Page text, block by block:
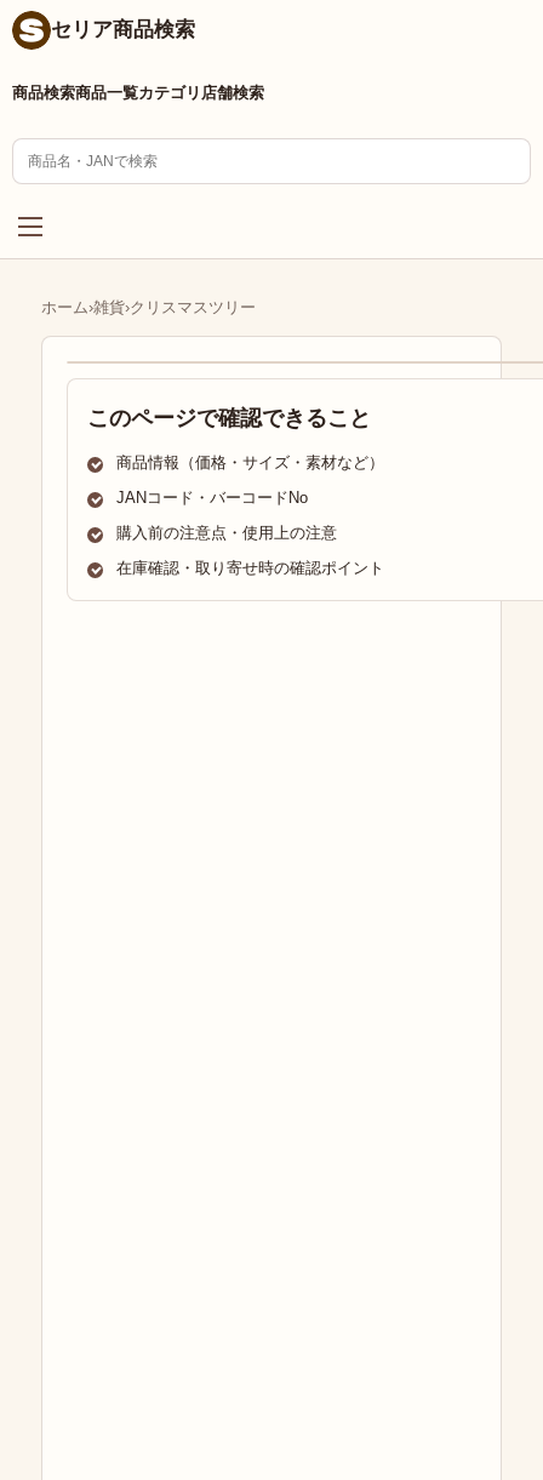
セリア商品検索
商品検索商品一覧カテゴリ 店舗検索
ホーム›雑貨›クリスマスツリー
このページで確認できること
商品情報（価格・サイズ・素材など）
JANコード・バーコードNo
購入前の注意点・使用上の注意
在庫確認・取り寄せ時の確認ポイント